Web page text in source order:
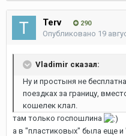
Terv 290
Опубликовано 19
Vladimir сказал:
Ну и простыня не
поездках за границу,
кошелек клал.
там только госпошлина
а в "пластиковых" была еще